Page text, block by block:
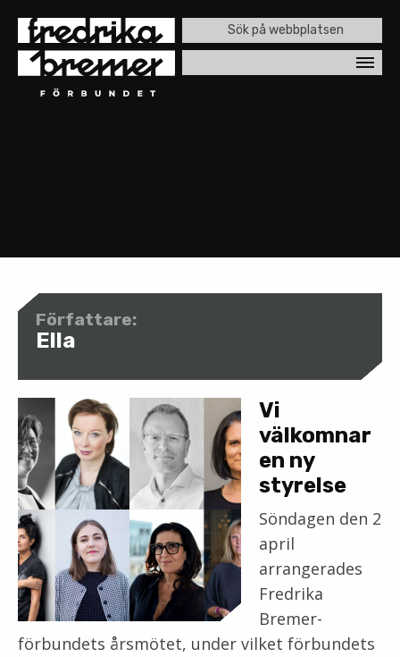
Sök
efter:
Författare:
Ella
Vi
välkomnar
en ny
styrelse
Söndagen den 2
april
arrangerades
Fredrika
Bremer-
förbundets årsmötet, under vilket förbundets